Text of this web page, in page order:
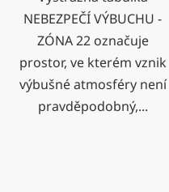
NEBEZPEČÍ VÝBUCHU -
ZÓNA 22 označuje
prostor, ve kterém vznik
výbušné atmosféry není
pravděpodobný,...